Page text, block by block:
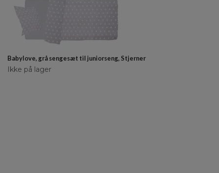
Babylove, grå sengesæt til juniorseng, Stjerner
Ikke på lager